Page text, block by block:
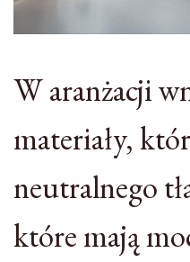
W aranżacji
materiały,
neutralnego
które mają